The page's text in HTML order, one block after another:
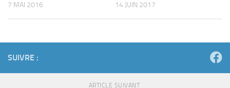
7 MAI 2016 14 JUIN 2017
SUIVRE :
ARTICLE SUIVANT